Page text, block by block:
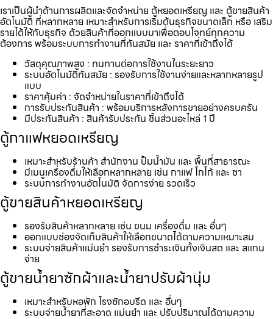
เราเป็นผู้นำด้านการผลิตและจัดจำหน่าย ตู้หยอดเหรียญ และ ตู้ขายสินค้า
อัตโนมัติ ที่หลากหลาย เหมาะสำหรับการเริ่มต้นธุรกิจขนาดเล็ก หรือ เสริม
รายได้ให้กับธุรกิจ ด้วยสินค้าที่ออกแบบมาเพื่อตอบโจทย์ทุกความ
ต้องการ พร้อมระบบการทำงานที่ทันสมัย และ ราคาที่เข้าถึงได้
วัสดุคุณภาพสูง : ทนทานต่อการใช้งานในระยะยาว
ระบบอัตโนมัติทันสมัย : รองรับการใช้งานง่ายและหลากหลายรูป
แบบ
ราคาคุ้มค่า : จัดจำหน่ายในราคาที่เข้าถึงได้
การรับประกันสินค้า : พร้อมบริการหลังการขายอย่างครบครัน
มีประกันสินค้า : สินค้ารับประกัน ชิ้นส่วนอะไหล่ 1 ปี
ตู้กาแฟหยอดเหรียญ
เหมาะสำหรับร้านค้า สำนักงาน ปั้มน้ำมัน และ พื้นที่สาธารณะ
มีเมนูเครื่องดื่มให้เลือกหลากหลาย เช่น กาแฟ โกโก้ และ ชา
ระบบการทำงานอัตโนมัติ จัดการง่าย รวดเร็ว
ตู้ขายสินค้าหยอดเหรียญ
รองรับสินค้าหลากหลาย เช่น ขนม เครื่องดื่ม และ อื่นๆ
ออกแบบช่องจัดเก็บสินค้าให้เลือกขนาดได้ตามความเหมาะสม
ระบบจ่ายสินค้าแม่นยำ รองรับการชำระเงินทั้งเงินสด และ สแกน
จ่าย
ตู้ขายน้ำยาซักผ้าและน้ำยาปรับผ้านุ่ม
เหมาะสำหรับหอพัก โรงซักอบรีด และ อื่นๆ
ระบบจ่ายน้ำยาที่สะอาด แม่นยำ และ ปรับปริมาณได้ตามความ